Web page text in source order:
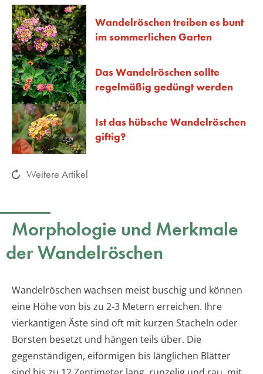
Wandelröschen treiben es bunt
im sommerlichen Garten
Das Wandelröschen sollte
regelmäßig gedüngt werden
Ist das hübsche Wandelröschen
giftig?
Weitere Artikel
Morphologie und Merkmale
der Wandelröschen
Wandelröschen wachsen meist buschig und können
eine Höhe von bis zu 2-3 Metern erreichen. Ihre
vierkantigen Äste sind oft mit kurzen Stacheln oder
Borsten besetzt und hängen teils über. Die
gegenständigen, eiförmigen bis länglichen Blätter